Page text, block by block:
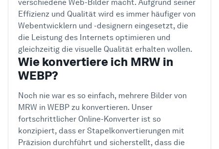
verschiedene Web-Bilder macht. Aufgrund seiner
Effizienz und Qualität wird es immer häufiger von
Webentwicklern und -designern eingesetzt, die
die Leistung des Internets optimieren und
gleichzeitig die visuelle Qualität erhalten wollen.
Wie konvertiere ich MRW in
WEBP?
Noch nie war es so einfach, mehrere Bilder von
MRW in WEBP zu konvertieren. Unser
fortschrittlicher Online-Konverter ist so
konzipiert, dass er Stapelkonvertierungen mit
Präzision durchführt und sicherstellt, dass die